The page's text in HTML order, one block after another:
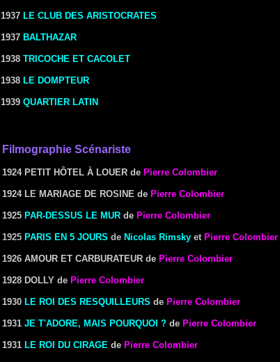
1937 LE CLUB DES ARISTOCRATES
1937 BALTHAZAR
1938 TRICOCHE ET CACOLET
1938 LE DOMPTEUR
1939 QUARTIER LATIN
Filmographie Scénariste
1924 PETIT HÔTEL À LOUER de Pierre Colombier
1924 LE MARIAGE DE ROSINE de Pierre Colombier
1925 PAR-DESSUS LE MUR de Pierre Colombier
1925 PARIS EN 5 JOURS de Nicolas Rimsky et Pierre Colombier
1926 AMOUR ET CARBURATEUR de Pierre Colombier
1928 DOLLY de Pierre Colombier
1930 LE ROI DES RESQUILLEURS de Pierre Colombier
1931 JE T'ADORE, MAIS POURQUOI ? de Pierre Colombier
1931 LE ROI DU CIRAGE de Pierre Colombier